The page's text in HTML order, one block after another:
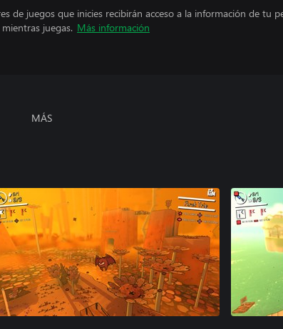
de juegos que inicies recibirán acceso a la información de tu
juegas. Más información
MÁS